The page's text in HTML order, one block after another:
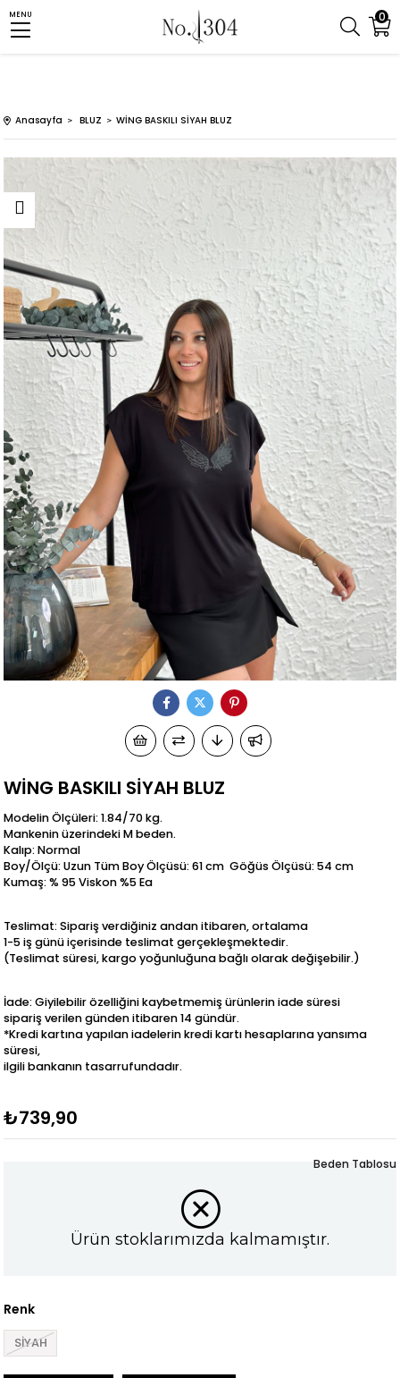
0
MENU
Anasayfa BLUZ WİNG BASKILI SİYAH BLUZ
WİNG BASKILI SİYAH BLUZ
Modelin Ölçüleri: 1.84/70 kg.
Mankenin üzerindeki M beden.
Kalıp: Normal
Boy/Ölçü: Uzun Tüm Boy Ölçüsü: 61 cm Göğüs Ölçüsü: 54 cm
Kumaş: % 95 Viskon %5 Ea
Teslimat: Sipariş verdiğiniz andan itibaren, ortalama
1-5 iş günü içerisinde teslimat gerçekleşmektedir.
(Teslimat süresi, kargo yoğunluğuna bağlı olarak değişebilir.)
İade: Giyilebilir özelliğini kaybetmemiş ürünlerin iade süresi
sipariş verilen günden itibaren 14 gündür.
*Kredi kartına yapılan iadelerin kredi kartı hesaplarına yansıma
süresi,
ilgili bankanın tasarrufundadır.
₺739,90
Ürün stoklarımızda kalmamıştır.
Renk
SİYAH
Beden Tablosu